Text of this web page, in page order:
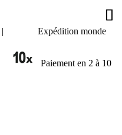
| Expédition monde
Paiement en 2 à 10









